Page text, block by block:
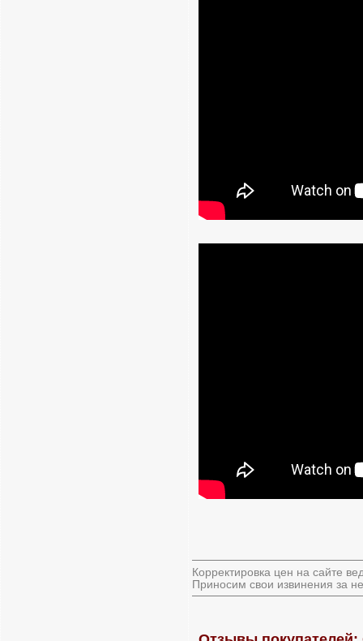
Корректировка цен на сайте
Приносим свои извинения за